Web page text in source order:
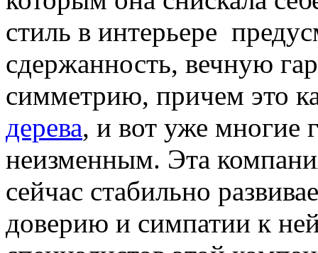
стиль в интерьере
сдержанность, вечную
симметрию, причем это
дерева, и вот уже многие
неизменным. Эта
сейчас стабильно
доверию и симпатии к